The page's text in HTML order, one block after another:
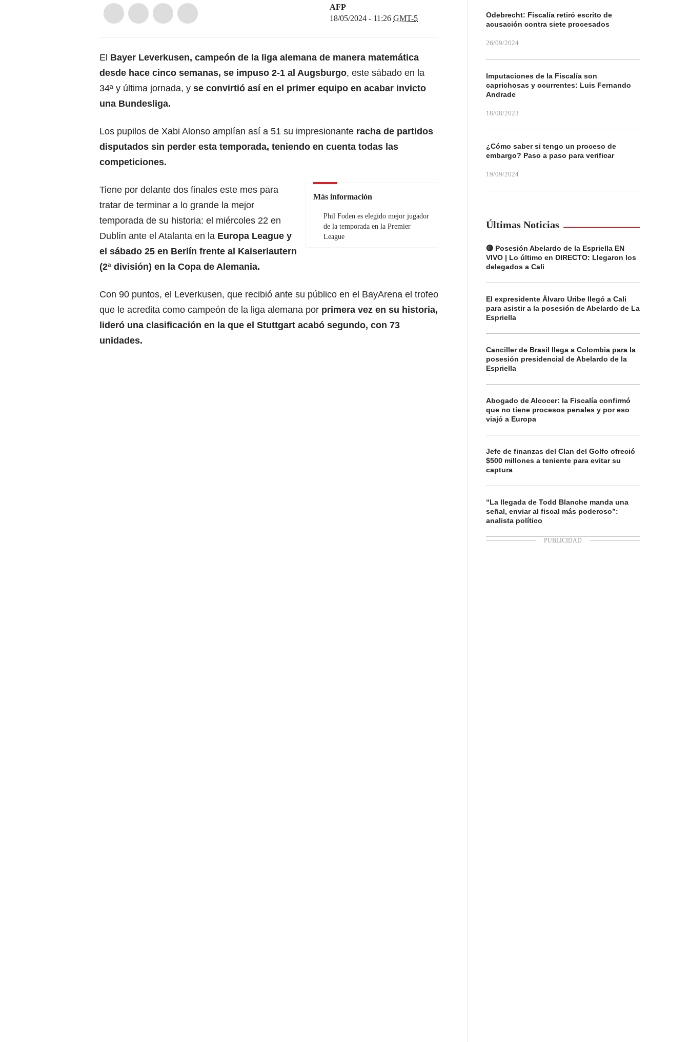
AFP
18/05/2024 - 11:26 GMT-5
El Bayer Leverkusen, campeón de la liga alemana de manera matemática
desde hace cinco semanas, se impuso 2-1 al Augsburgo, este sábado en la
34ª y última jornada, y se convirtió así en el primer equipo en acabar invicto
una Bundesliga.
Los pupilos de Xabi Alonso amplían así a 51 su impresionante racha de partidos
disputados sin perder esta temporada, teniendo en cuenta todas las
competiciones.
Más información
Phil Foden es elegido mejor jugador
de la temporada en la Premier
League
Tiene por delante dos finales este mes para
tratar de terminar a lo grande la mejor
temporada de su historia: el miércoles 22 en
Dublín ante el Atalanta en la Europa League y
el sábado 25 en Berlín frente al Kaiserlautern
(2ª división) en la Copa de Alemania.
Con 90 puntos, el Leverkusen, que recibió ante su público en el BayArena el trofeo
que le acredita como campeón de la liga alemana por primera vez en su historia,
lideró una clasificación en la que el Stuttgart acabó segundo, con 73
unidades.
Odebrecht: Fiscalía retiró escrito de
acusación contra siete procesados
26/09/2024
Imputaciones de la Fiscalía son
caprichosas y ocurrentes: Luis Fernando
Andrade
18/08/2023
¿Cómo saber si tengo un proceso de
embargo? Paso a paso para verificar
19/09/2024
Últimas Noticias
🔴 Posesión Abelardo de la Espriella EN
VIVO | Lo último en DIRECTO: Llegaron los
delegados a Cali
El expresidente Álvaro Uribe llegó a Cali
para asistir a la posesión de Abelardo de La
Espriella
Canciller de Brasil llega a Colombia para la
posesión presidencial de Abelardo de la
Espriella
Abogado de Alcocer: la Fiscalía confirmó
que no tiene procesos penales y por eso
viajó a Europa
Jefe de finanzas del Clan del Golfo ofreció
$500 millones a teniente para evitar su
captura
“La llegada de Todd Blanche manda una
señal, enviar al fiscal más poderoso”:
analista político